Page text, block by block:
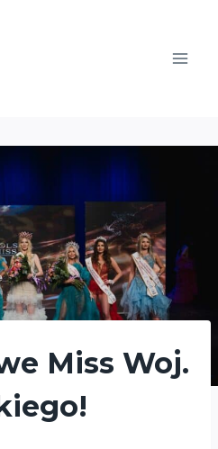
Miss Woj.